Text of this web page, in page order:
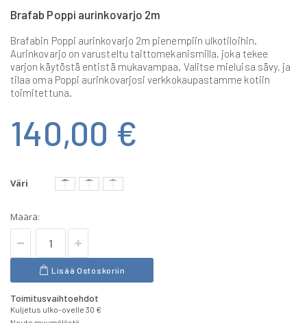
images
Brafab Poppi aurinkovarjo 2m
Brafabin Poppi aurinkovarjo 2m pienempiin ulkotiloihin.
Aurinkovarjo on varusteltu taittomekanismilla, joka tekee
varjon käytöstä entistä mukavampaa. Valitse mieluisa sävy, ja
tilaa oma Poppi aurinkovarjosi verkkokaupastamme kotiin
toimitettuna.
140,00 €
Väri
Määrä:
Lisää Ostoskoriin
Toimitusvaihtoehdot
Kuljetus ulko-ovelle 30 €